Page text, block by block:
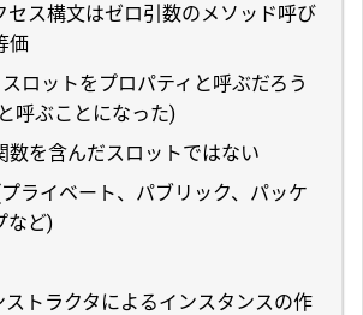
セス構文はゼロ引数のメソッド呼び
価
ロットをプロパティと呼ぶだろう
呼ぶことになった)
数を含んだスロットではない
ライベート、パブリック、パッケ
など)
ストラクタによるインスタンスの作